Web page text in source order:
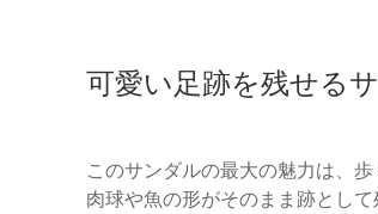
可愛い足跡を残せる
このサンダルの最大の魅力は、
肉球や魚の形がそのまま跡とし